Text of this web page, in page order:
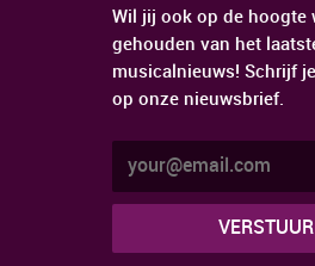
Wil jij ook op de hoogte
gehouden van het
musicalnieuws! Schrijf
op onze nieuwsbrief.